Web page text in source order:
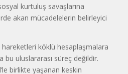
kurtuluş savaşlarına
akan mücadelelerin belirleyici
köklü hesaplaşmalara
bu uluslararası süreç değildir.
birlikte yaşanan keskin